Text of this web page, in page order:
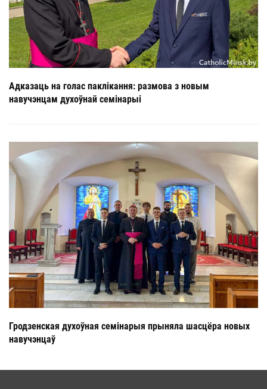
Адказаць на голас паклікання: размова з новым
навучэнцам духоўнай семінарыі
Гродзенская духоўная семінарыя прыняла шасцёра новых
навучэнцаў